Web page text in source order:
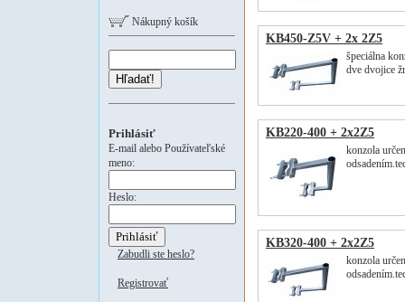
Nákupný košík
Hľadať!
Prihlásiť
E-mail alebo Používateľské
meno:
Heslo:
Zabudli ste heslo?
Registrovať
KB450-Z5V + 2x 2Z5
špeciálna
dve dvojice
KB220-400 + 2x2Z5
konzola
KB320-400 + 2x2Z5
konzola